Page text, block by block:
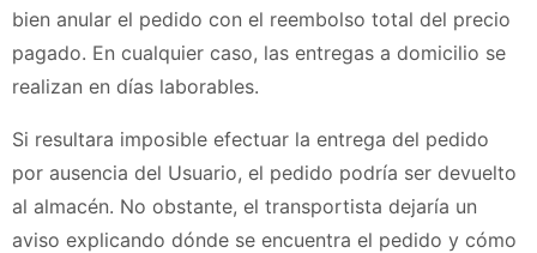
bien anular el pedido con el reembolso total del precio
pagado. En cualquier caso, las entregas a domicilio se
realizan en días laborables.
Si resultara imposible efectuar la entrega del pedido
por ausencia del Usuario, el pedido podría ser devuelto
al almacén. No obstante, el transportista dejaría un
aviso explicando dónde se encuentra el pedido y cómo